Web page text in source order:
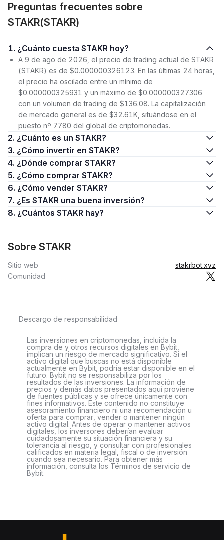
Preguntas frecuentes sobre
STAKR(STAKR)
1. ¿Cuánto cuesta STAKR hoy?
A 9 de ago de 2026, el precio de trading actual de STAKR
(STAKR) es de $0.000000326123. En las últimas 24 horas,
el precio ha oscilado entre un mínimo de
$0.000000325931 y un máximo de $0.000000327306
con un volumen de trading de $136.08. La capitalización
de mercado general es de $32.61K, situándose en el
puesto nº 7780 del global de criptomonedas.
2. ¿Cuánto es un STAKR?
3. ¿Cómo invertir en STAKR?
4. ¿Dónde comprar STAKR?
5. ¿Cómo comprar STAKR?
6. ¿Cómo vender STAKR?
7. ¿Es STAKR una buena inversión?
8. ¿Cuántos STAKR hay?
Sobre STAKR
Sitio web
stakrbot.xyz
Comunidad
Descargo de responsabilidad
Las inversiones en criptomonedas, incluida la
compra de y otros recursos digitales en Bybit,
implican un riesgo de mercado significativo. Si el
activo digital que buscas no está disponible
actualmente en Bybit, podría estar disponible en el
futuro. Bybit no se responsabiliza por los
resultados de las inversiones. La información de
precios y demás datos presentados aquí proviene
de fuentes públicas y se ofrece únicamente con
fines informativos. Este contenido no constituye
asesoramiento financiero ni una recomendación u
oferta para comprar, vender o mantener ningún
activo digital. Antes de operar o mantener activos
digitales, los inversores deberían evaluar
cuidadosamente su situación financiera y su
tolerancia al riesgo, y consultar con profesionales
calificados en materia legal, fiscal o de inversión
cuando sea necesario. Para obtener más
información, consulta los Términos de servicio de
Bybit.